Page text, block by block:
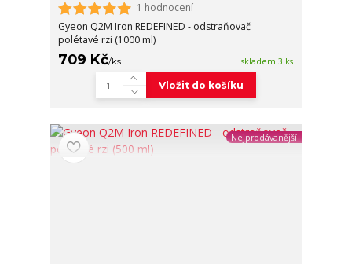
1 hodnocení
Gyeon Q2M Iron REDEFINED - odstraňovač
polétavé rzi (1000 ml)
709 Kč/ks skladem 3 ks
Vložit do košíku
Nejprodávanější